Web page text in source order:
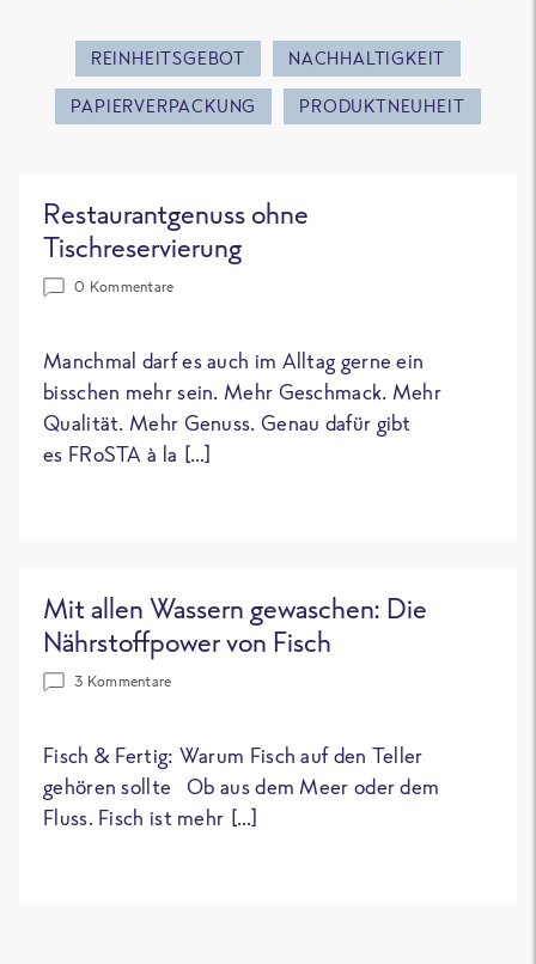
REINHEITSGEBOT NACHHALTIGKEIT
PAPIERVERPACKUNG PRODUKTNEUHEIT
Restaurantgenuss ohne
Tischreservierung
0 Kommentare
Manchmal darf es auch im Alltag gerne ein
bisschen mehr sein. Mehr Geschmack. Mehr
Qualität. Mehr Genuss. Genau dafür gibt
es FRoSTA à la […]
Mit allen Wassern gewaschen: Die
Nährstoffpower von Fisch
3 Kommentare
Fisch & Fertig: Warum Fisch auf den Teller
gehören sollte Ob aus dem Meer oder dem
Fluss. Fisch ist mehr […]